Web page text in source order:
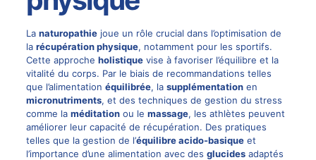
La naturopathiejoue un rôle crucial dans l’optimisation de
la récupération physique, notamment pour les sportifs.
Cette approche holistiquevise à favoriser l’équilibre et la
vitalité du corps. Par le biais de recommandations telles
que l’alimentation équilibrée, la supplémentationen
micronutriments, et des techniques de gestion du stress
comme la méditationou le massage, les athlètes peuvent
améliorer leur capacité de récupération. Des pratiques
telles que la gestion de l’équilibre acido-basiqueet
l’importance d’une alimentation avec des glucidesadaptés